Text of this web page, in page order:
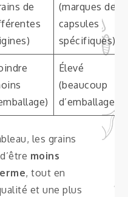
de
(marques de
capsules
spécifiques)
Élevé
(beaucoup
d’emballage)
les grains
moins
, tout en
et une plus